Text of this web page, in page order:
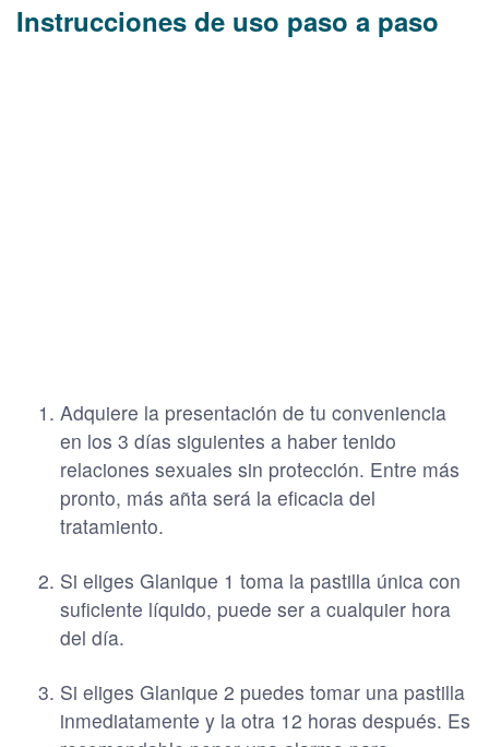
Instrucciones de uso paso a paso
Adquiere la presentación de tu conveniencia
en los 3 días siguientes a haber tenido
relaciones sexuales sin protección. Entre más
pronto, más añta será la eficacia del
tratamiento.
Si eliges Glanique 1 toma la pastilla única con
suficiente líquido, puede ser a cualquier hora
del día.
Si eliges Glanique 2 puedes tomar una pastilla
inmediatamente y la otra 12 horas después. Es